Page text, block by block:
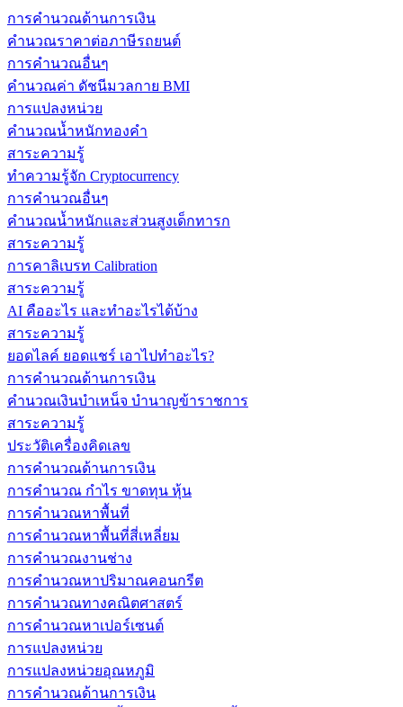
การคำนวณด้านการเงิน
คำนวณราคาต่อภาษีรถยนต์
การคำนวณอื่นๆ
คำนวณค่า ดัชนีมวลกาย BMI
การแปลงหน่วย
คำนวณน้ำหนักทองคำ
สาระความรู้
ทำความรู้จัก Cryptocurrency
การคำนวณอื่นๆ
คำนวณน้ำหนักและส่วนสูงเด็กทารก
สาระความรู้
การคาลิเบรท Calibration
สาระความรู้
AI คืออะไร และทำอะไรได้บ้าง
สาระความรู้
ยอดไลค์ ยอดแชร์ เอาไปทำอะไร?
การคำนวณด้านการเงิน
คำนวณเงินบำเหน็จ บำนาญข้าราชการ
สาระความรู้
ประวัติเครื่องคิดเลข
การคำนวณด้านการเงิน
การคำนวณ กำไร ขาดทุน หุ้น
การคำนวณหาพื้นที่
การคำนวณหาพื้นที่สี่เหลี่ยม
การคำนวณงานช่าง
การคำนวณหาปริมาณคอนกรีต
การคำนวณทางคณิตศาสตร์
การคำนวณหาเปอร์เซนต์
การแปลงหน่วย
การแปลงหน่วยอุณหภูมิ
การคำนวณด้านการเงิน